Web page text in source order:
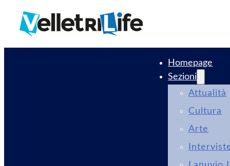
Homepage
Sezioni
Attualità
Cultura
Arte